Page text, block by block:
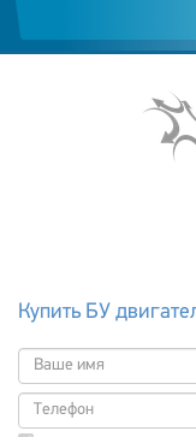
Купить БУ